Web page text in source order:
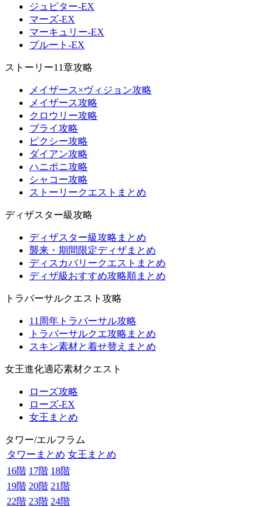
ジュピター-EX
マーズ-EX
マーキュリー-EX
プルート-EX
ストーリー11章攻略
メイザース×ヴィジョン攻略
メイザース攻略
クロウリー攻略
ブライ攻略
ピクシー攻略
ダイアン攻略
ハニポニ攻略
シャコー攻略
ストーリークエストまとめ
ディザスター級攻略
ディザスター級攻略まとめ
襲来・期間限定ディザまとめ
ディスカバリークエストまとめ
ディザ級おすすめ攻略順まとめ
トラバーサルクエスト攻略
11周年トラバーサル攻略
トラバーサルクエ攻略まとめ
スキン素材と着せ替えまとめ
女王進化適応素材クエスト
ローズ攻略
ローズ-EX
女王まとめ
タワー/エルフラム
タワーまとめ 女王まとめ
16階 17階 18階
19階 20階 21階
22階 23階 24階